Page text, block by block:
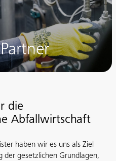
die
Abfallwirtschaft
haben wir es uns als Ziel
der gesetzlichen Grundlagen,